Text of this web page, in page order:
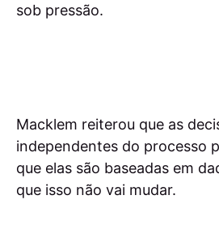
sob pressão.
Macklem reiterou que as
independentes do processo
que elas são baseadas em
que isso não vai mudar.